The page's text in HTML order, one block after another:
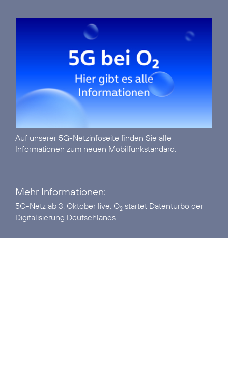
Auf unserer 5G-Netzinfoseite finden Sie alle
Informationen zum neuen Mobilfunkstandard.
Mehr Informationen:
5G-Netz ab 3. Oktober live: O2 startet Datenturbo der
Digitalisierung Deutschlands